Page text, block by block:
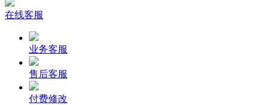
在线客服
业务客服
售后客服
付费修改